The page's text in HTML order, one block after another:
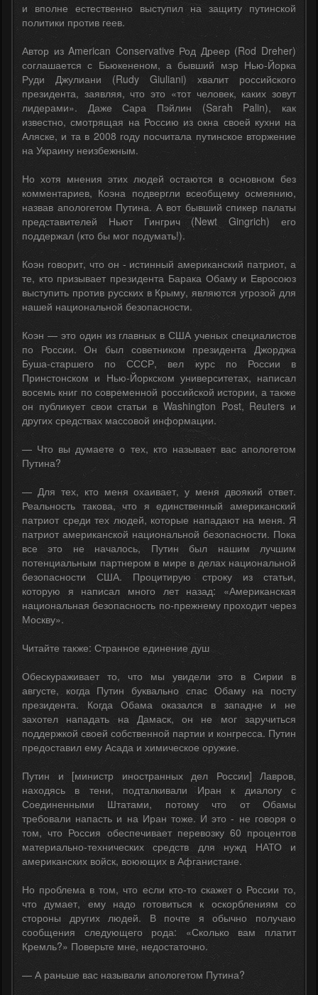
и вполне естественно выступил на защиту путинской
политики против геев.
Автор из American Conservative Род Дреер (Rod Dreher)
соглашается с Бьюкененом, а бывший мэр Нью-Йорка
Руди Джулиани (Rudy Giuliani) хвалит российского
президента, заявляя, что это «тот человек, каких зовут
лидерами». Даже Сара Пэйлин (Sarah Palin), как
известно, смотрящая на Россию из окна своей кухни на
Аляске, и та в 2008 году посчитала путинское вторжение
на Украину неизбежным.
Но хотя мнения этих людей остаются в основном без
комментариев, Коэна подвергли всеобщему осмеянию,
назвав апологетом Путина. А вот бывший спикер палаты
представителей Ньют Гингрич (Newt Gingrich) его
поддержал (кто бы мог подумать!).
Коэн говорит, что он - истинный американский патриот, а
те, кто призывает президента Барака Обаму и Евросоюз
выступить против русских в Крыму, являются угрозой для
нашей национальной безопасности.
Коэн — это один из главных в США ученых специалистов
по России. Он был советником президента Джорджа
Буша-старшего по СССР, вел курс по России в
Принстонском и Нью-Йоркском университетах, написал
восемь книг по современной российской истории, а также
он публикует свои статьи в Washington Post, Reuters и
других средствах массовой информации.
— Что вы думаете о тех, кто называет вас апологетом
Путина?
— Для тех, кто меня охаивает, у меня двоякий ответ.
Реальность такова, что я единственный американский
патриот среди тех людей, которые нападают на меня. Я
патриот американской национальной безопасности. Пока
все это не началось, Путин был нашим лучшим
потенциальным партнером в мире в делах национальной
безопасности США. Процитирую строку из статьи,
которую я написал много лет назад: «Американская
национальная безопасность по-прежнему проходит через
Москву».
Читайте также: Странное единение душ
Обескураживает то, что мы увидели это в Сирии в
августе, когда Путин буквально спас Обаму на посту
президента. Когда Обама оказался в западне и не
захотел нападать на Дамаск, он не мог заручиться
поддержкой своей собственной партии и конгресса. Путин
предоставил ему Асада и химическое оружие.
Путин и [министр иностранных дел России] Лавров,
находясь в тени, подталкивали Иран к диалогу с
Соединенными Штатами, потому что от Обамы
требовали напасть и на Иран тоже. И это - не говоря о
том, что Россия обеспечивает перевозку 60 процентов
материально-технических средств для нужд НАТО и
американских войск, воюющих в Афганистане.
Но проблема в том, что если кто-то скажет о России то,
что думает, ему надо готовиться к оскорблениям со
стороны других людей. В почте я обычно получаю
сообщения следующего рода: «Сколько вам платит
Кремль?» Поверьте мне, недостаточно.
— А раньше вас называли апологетом Путина?